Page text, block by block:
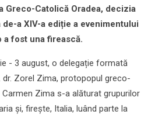
Greco-Catolică Oradea, decizia
a XIV-a ediție a evenimentului
fost una firească.
- 3 august, o delegație formată
dr. Zorel Zima, protopopul greco-
Zima s-a alăturat grupurilor
și, firește, Italia, luând parte la